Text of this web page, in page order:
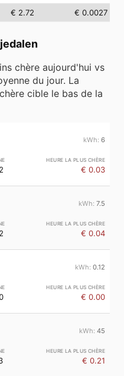
€ 2.72 € 0.0027
chère aujourd'hui vs
du jour. La
cible le bas de la
6
€ 0.03
7.5
€ 0.04
0.12
€ 0.00
45
€ 0.21